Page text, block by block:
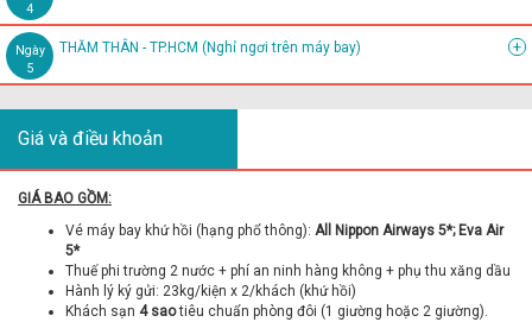
4
Ngày
5
THĂM THÂN - TP.HCM (Nghỉ ngơi trên máy bay) +
Giá và điều khoản
GIÁ BAO GỒM:
Vé máy bay khứ hồi (hạng phổ thông): All Nippon Airways 5*; Eva Air
5*
Thuế phi trường 2 nước + phí an ninh hàng không + phụ thu xăng dầu
Hành lý ký gửi: 23kg/kiện x 2/khách (khứ hồi)
Khách sạn 4 saotiêu chuẩn phòng đôi (1 giường hoặc 2 giường).